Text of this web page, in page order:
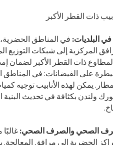
في البلديات: في المناطق
المركزية إلى شبكات التوزيع
المطاوع ذات القطر الأكبر
على الفيضانات: في المناطق
يمكن لهذه الأنابيب توجيه
ولندن بكثافة في تحديث البنية
الصحي والصرف الصحي:
الحضرية إلى مرافق المعالجة.